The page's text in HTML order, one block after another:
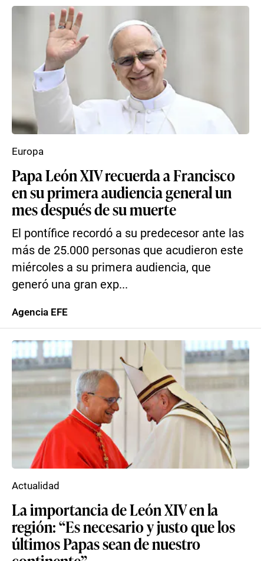
Papa León XIV recuerda a Francisco
en su primera audiencia general un
mes después de su muerte
El pontífice recordó a su predecesor ante las
más de 25.000 personas que acudieron este
miércoles a su primera audiencia, que
generó una gran exp...
Europa
Agencia EFE
La importancia de León XIV en la
región: “Es necesario y justo que los
últimos Papas sean de nuestro
Actualidad